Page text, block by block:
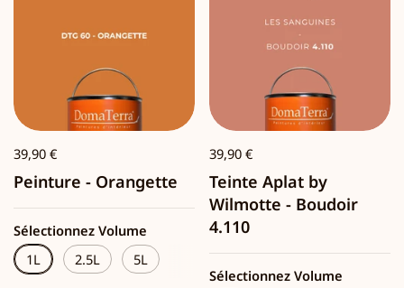
39,90 €
Peinture - Orangette
Sélectionnez Volume
1L
2.5L 5L
39,90 €
Teinte Aplat by
Wilmotte - Boudoir
4.110
Sélectionnez Volume